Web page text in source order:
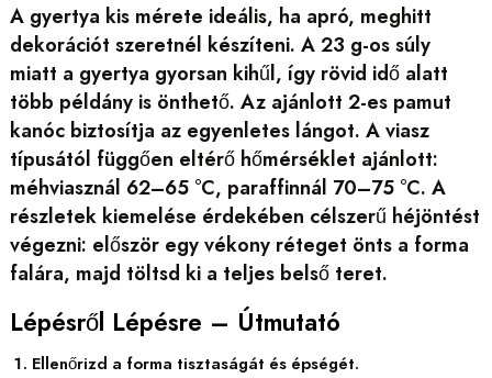
A gyertya kis mérete ideális, ha apró, meghitt
dekorációt szeretnél készíteni. A 23 g-os súly
miatt a gyertya gyorsan kihűl, így rövid idő alatt
több példány is önthető. Az ajánlott 2-es pamut
kanóc biztosítja az egyenletes lángot. A viasz
típusától függően eltérő hőmérséklet ajánlott:
méhviasznál 62–65 °C, paraffinnál 70–75 °C. A
részletek kiemelése érdekében célszerű héjöntést
végezni: először egy vékony réteget önts a forma
falára, majd töltsd ki a teljes belső teret.
Lépésről Lépésre – Útmutató
Ellenőrizd a forma tisztaságát és épségét.